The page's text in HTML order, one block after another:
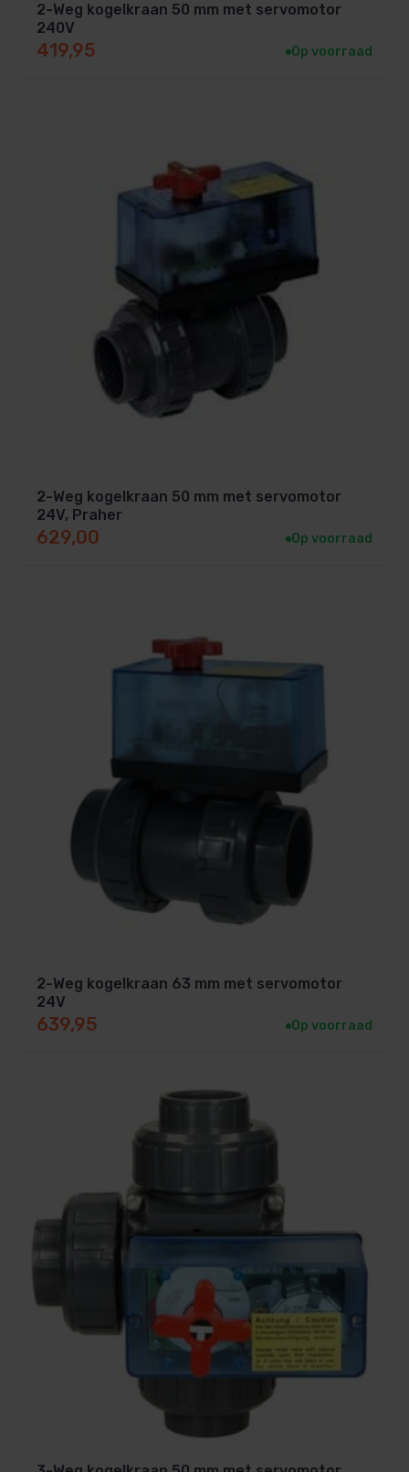
2-Weg kogelkraan 50 mm met servomotor
240V
419,95 Op voorraad
2-Weg kogelkraan 50 mm met servomotor
24V, Praher
629,00 Op voorraad
2-Weg kogelkraan 63 mm met servomotor
24V
639,95 Op voorraad